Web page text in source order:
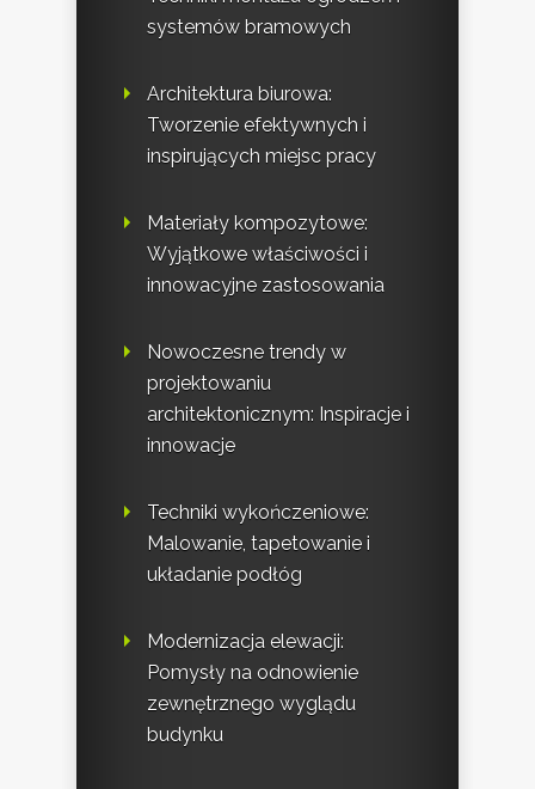
systemów bramowych
Architektura biurowa:
Tworzenie efektywnych i
inspirujących miejsc pracy
Materiały kompozytowe:
Wyjątkowe właściwości i
innowacyjne zastosowania
Nowoczesne trendy w
projektowaniu
architektonicznym: Inspiracje i
innowacje
Techniki wykończeniowe:
Malowanie, tapetowanie i
układanie podłóg
Modernizacja elewacji:
Pomysły na odnowienie
zewnętrznego wyglądu
budynku